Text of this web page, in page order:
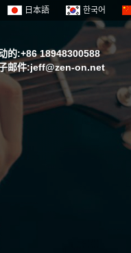
日本語 한국어
的:+86 18948300588
邮件:jeff@zen-on.net